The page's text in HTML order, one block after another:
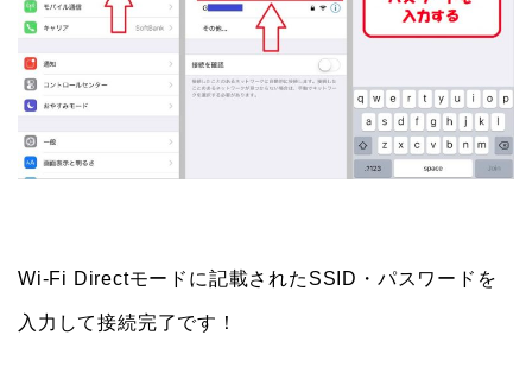
Wi-Fi Directモードに記載されたSSID・パスワードを
入力して接続完了です！